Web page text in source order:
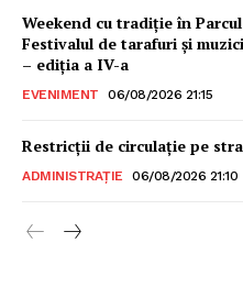
Weekend cu tradiție în
Festivalul de tarafuri și
– ediția a IV-a
EVENIMENT 06/08/2026 21:15
Restricții de circulație pe
ADMINISTRAȚIE 06/08/2026 21:10